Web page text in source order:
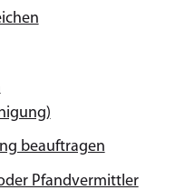
beauftragen
Pfandvermittler